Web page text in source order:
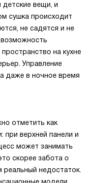
вещи, и
сушка происходит
не садятся и не
на кухне
Управление
даже в ночное время
отметить как
при верхней панели и
может занимать
скорее забота о
недостаток.